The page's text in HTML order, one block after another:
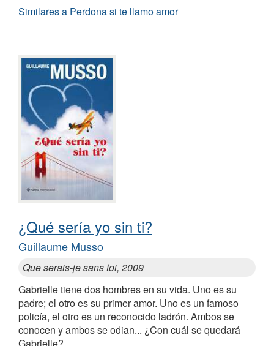
Similares a Perdona si te llamo amor
¿Qué sería yo sin ti?
Guillaume Musso
Que serais-je sans toi, 2009
Gabrielle tiene dos hombres en su vida. Uno es su
padre; el otro es su primer amor. Uno es un famoso
policía, el otro es un reconocido ladrón. Ambos se
conocen y ambos se odian... ¿Con cuál se quedará
Gabrielle?